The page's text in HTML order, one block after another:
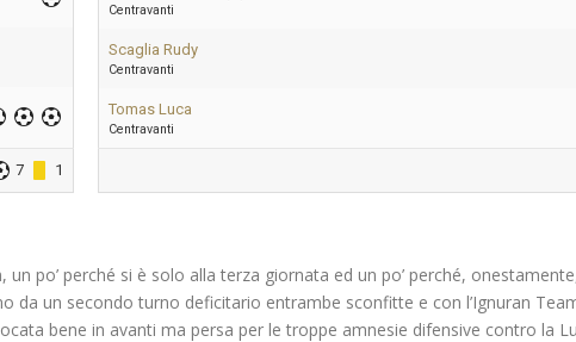
7 1
Centravanti
Scaglia Rudy
Centravanti
Tomas Luca
Centravanti
po’ perché si è solo alla terza giornata ed un po’ perché,
da un secondo turno deficitario entrambe sconfitte e con l’Ignuran
bene in avanti ma persa per le troppe amnesie difensive contro la